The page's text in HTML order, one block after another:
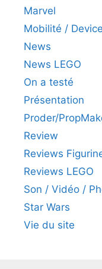
Marvel
Mobilité /
News
News LEGO
On a testé
Présentation
Proder/
Review
Reviews
Reviews LEGO
Son / Vidéo /
Star Wars
Vie du site